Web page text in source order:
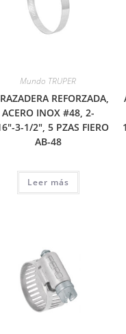
Mundo TRUPER
REFORZADA,
ACERO INOX #48, 2-
3-1/2″, 5 PZAS FIERO
AB-48
Leer más